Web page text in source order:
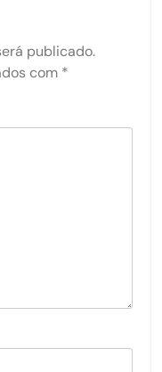
publicado.
com *